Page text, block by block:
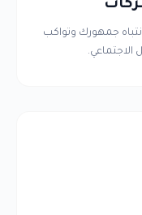
جمهورك وتواكب